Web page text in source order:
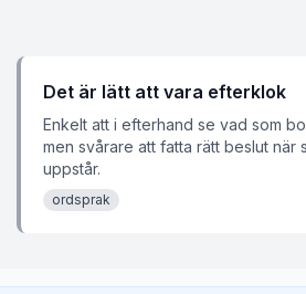
Det är lätt att vara efterklok
Enkelt att i efterhand se vad som
men svårare att fatta rätt beslut när
uppstår.
ordsprak